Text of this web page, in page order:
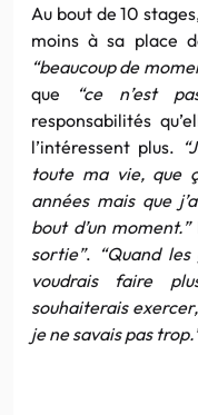
Au bout de 10
moins à sa place
“beaucoup de
que “ce n’est
responsabilités
l’intéressent plus.
toute ma vie, que
années mais que
bout d’un moment.”
sortie”. “Quand
voudrais faire
souhaiterais
je ne savais pas